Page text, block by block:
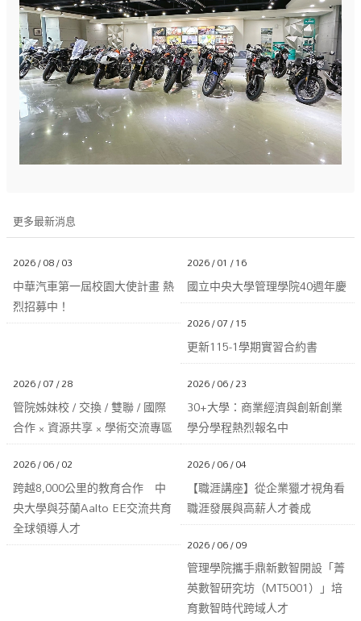
更多最新消息
2026 / 08 / 03
中華汽車第一屆校園大使計畫 熱
烈招募中！
2026 / 01 / 16
國立中央大學管理學院40週年慶
2026 / 07 / 15
更新115-1學期實習合約書
2026 / 07 / 28
管院姊妹校 / 交換 / 雙聯 / 國際
合作 × 資源共享 × 學術交流專區
2026 / 06 / 23
30+大學：商業經濟與創新創業
學分學程熱烈報名中
2026 / 06 / 02
跨越8,000公里的教育合作 中
央大學與芬蘭Aalto EE交流共育
全球領導人才
2026 / 06 / 04
【職涯講座】從企業獵才視角看
職涯發展與高薪人才養成
2026 / 06 / 09
管理學院攜手鼎新數智開設「菁
英數智研究坊（MT5001）」培
育數智時代跨域人才